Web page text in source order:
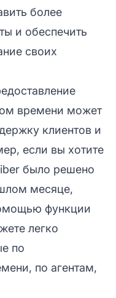
более
и обеспечить
своих
времени может
клиентов и
если вы хотите
было решено
месяце,
функции
легко
по
по агентам,